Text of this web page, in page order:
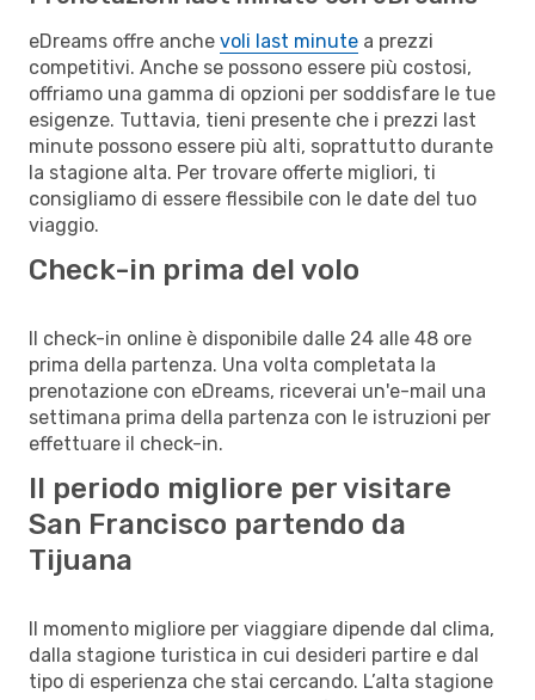
eDreams offre anche voli last minute a prezzi
competitivi. Anche se possono essere più costosi,
offriamo una gamma di opzioni per soddisfare le tue
esigenze. Tuttavia, tieni presente che i prezzi last
minute possono essere più alti, soprattutto durante
la stagione alta. Per trovare offerte migliori, ti
consigliamo di essere flessibile con le date del tuo
viaggio.
Check-in prima del volo
Il check-in online è disponibile dalle 24 alle 48 ore
prima della partenza. Una volta completata la
prenotazione con eDreams, riceverai un'e-mail una
settimana prima della partenza con le istruzioni per
effettuare il check-in.
Il periodo migliore per visitare
San Francisco partendo da
Tijuana
Il momento migliore per viaggiare dipende dal clima,
dalla stagione turistica in cui desideri partire e dal
tipo di esperienza che stai cercando. L’alta stagione